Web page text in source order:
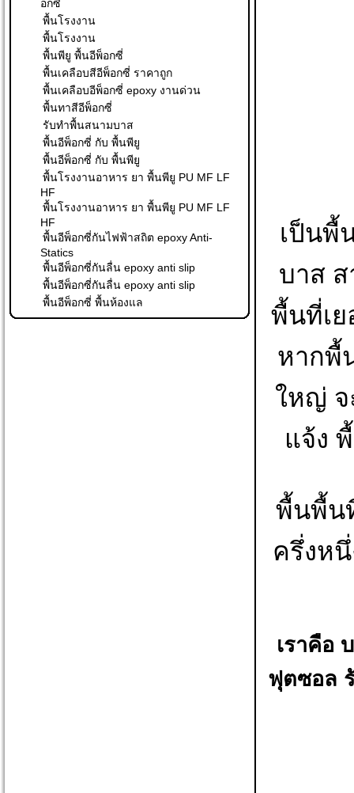
อกซี
พื้นโรงงาน
พื้นโรงงาน
พื้นพียู พื้นอีพ็อกซี่
พื้นเคลือบสีอีพ็อกซี่ ราคาถูก
พื้นเคลือบอีพ็อกซี่ epoxy งานด่วน
พื้นทาสีอีพ็อกซี่
รับทำพื้นสนามบาส
พื้นอีพ็อกซี่ กับ พื้นพียู
พื้นอีพ็อกซี่ กับ พื้นพียู
พื้นโรงงานอาหาร ยา พื้นพียู PU MF LF
HF
พื้นโรงงานอาหาร ยา พื้นพียู PU MF LF
HF
พื้นอีพ็อกซี่กันไฟฟ้าสถิต epoxy Anti-
Statics
พื้นอีพ็อกซี่กันลื่น epoxy anti slip
พื้นอีพ็อกซี่กันลื่น epoxy anti slip
พื้นอีพ็อกซี่ พื้นห้องแล
เป็นพื้
บาส
พื้นที่เ
หากพื้
ใหญ่ จ
แจ้ง
พื้นพื้น
ครึ่งห
เราคือ
ฟุตซอล